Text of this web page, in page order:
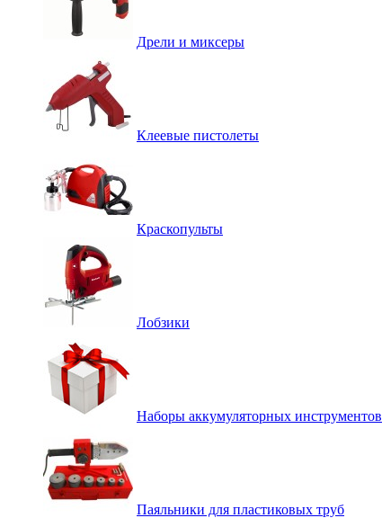
Дрели и миксеры
Клеевые пистолеты
Краскопульты
Лобзики
Наборы аккумуляторных инструментов
Паяльники для пластиковых труб